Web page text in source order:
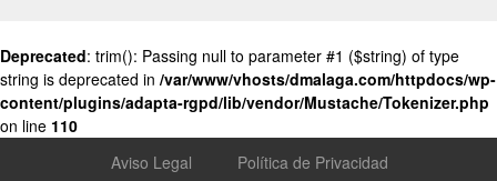
Deprecated: trim(): Passing null to parameter #1 ($string) of type
string is deprecated in /var/www/vhosts/dmalaga.com/httpdocs/wp-
content/plugins/adapta-rgpd/lib/vendor/Mustache/Tokenizer.php
on line 110
Aviso Legal
Política de Privacidad